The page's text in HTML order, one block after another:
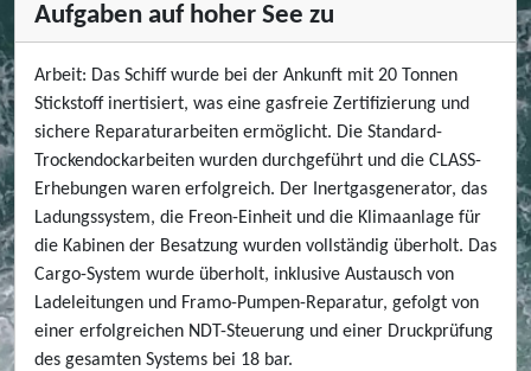
Aufgaben auf hoher See zu
Arbeit: Das Schiff wurde bei der Ankunft mit 20 Tonnen
Stickstoff inertisiert, was eine gasfreie Zertifizierung und
sichere Reparaturarbeiten ermöglicht. Die Standard-
Trockendockarbeiten wurden durchgeführt und die CLASS-
Erhebungen waren erfolgreich. Der Inertgasgenerator, das
Ladungssystem, die Freon-Einheit und die Klimaanlage für
die Kabinen der Besatzung wurden vollständig überholt. Das
Cargo-System wurde überholt, inklusive Austausch von
Ladeleitungen und Framo-Pumpen-Reparatur, gefolgt von
einer erfolgreichen NDT-Steuerung und einer Druckprüfung
des gesamten Systems bei 18 bar.